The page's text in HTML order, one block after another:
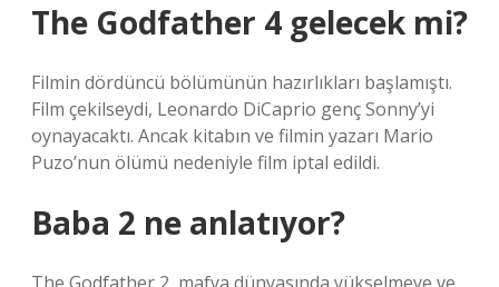
The Godfather 4 gelecek mi?
Filmin dördüncü bölümünün hazırlıkları başlamıştı.
Film çekilseydi, Leonardo DiCaprio genç Sonny’yi
oynayacaktı. Ancak kitabın ve filmin yazarı Mario
Puzo’nun ölümü nedeniyle film iptal edildi.
Baba 2 ne anlatıyor?